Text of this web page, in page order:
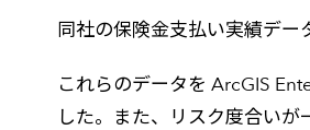
同社の保険金支払い実績デ
これらのデータを ArcGIS
した。また、リスク度合い